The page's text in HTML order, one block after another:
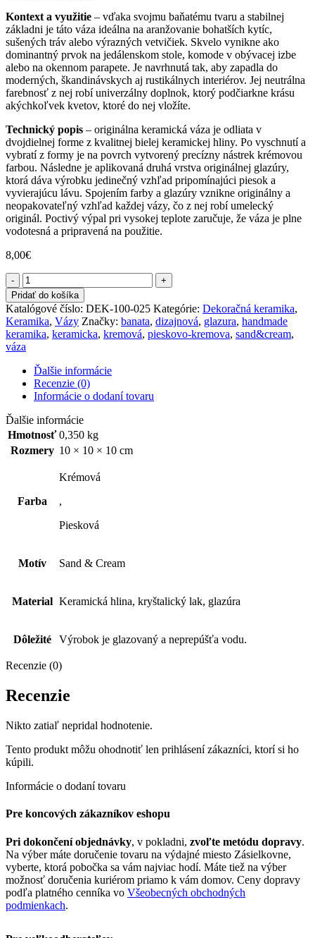
Kontext a využitie – vďaka svojmu baňatému tvaru a stabilnej
základni je táto váza ideálna na aranžovanie bohatších kytíc,
sušených tráv alebo výrazných vetvičiek. Skvelo vynikne ako
dominantný prvok na jedálenskom stole, komode v obývacej izbe
alebo na okennom parapete. Je navrhnutá tak, aby zapadla do
moderných, škandinávskych aj rustikálnych interiérov. Jej neutrálna
farebnosť z nej robí univerzálny doplnok, ktorý podčiarkne krásu
akýchkoľvek kvetov, ktoré do nej vložíte.
Technický popis – originálna keramická váza je odliata v
dvojdielnej forme z kvalitnej bielej keramickej hliny. Po vyschnutí a
vybratí z formy je na povrch vytvorený precízny nástrek krémovou
farbou. Následne je aplikovaná druhá vrstva originálnej glazúry,
ktorá dáva výrobku jedinečný vzhľad pripomínajúci piesok a
vyvierajúcu lávu. Spojením farby a glazúry vznikne originálny a
neopakovateľný vzhľad každej vázy, čo z nej robí umelecký
originál. Poctivý výpal pri vysokej teplote zaručuje, že váza je plne
vodotesná a pripravená na použitie.
8,00€
množstvo
Cremosa
-
neutrálna
baňatá
pieskovo-
krémová
glazovaná
vázička
Pridať do košíka
Katalógové číslo: DEK-100-025 Kategórie: Dekoračná keramika,
Keramika, Vázy Značky: banata, dizajnová, glazura, handmade
keramika, keramicka, kremová, pieskovo-kremova, sand&cream,
váza
Ďalšie informácie
Recenzie (0)
Informácie o dodaní tovaru
Ďalšie informácie
Hmotnosť 0,350 kg
Rozmery 10 × 10 × 10 cm
Farba
Krémová
,
Piesková
Motív Sand & Cream
Material Keramická hlina, kryštalický lak, glazúra
Dôležité Výrobok je glazovaný a neprepúšťa vodu.
Recenzie (0)
Recenzie
Nikto zatiaľ nepridal hodnotenie.
Tento produkt môžu ohodnotiť len prihlásení zákazníci, ktorí si ho
kúpili.
Informácie o dodaní tovaru
Pre koncových zákazníkov eshopu
Pri dokončení objednávky, v pokladni, zvoľte metódu dopravy.
Na výber máte doručenie tovaru na výdajné miesto Zásielkovne,
vyberte, ktorá pobočka sa vám najviac hodí. Máte tiež na výber
možnosť doručenia kuriérom priamo k vám domov. Ceny dopravy
podľa platného cenníka vo Všeobecných obchodných
podmienkach.